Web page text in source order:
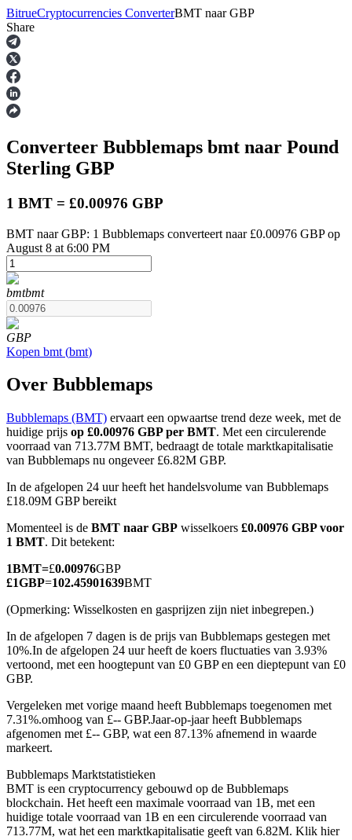
Termijncontracten
USDT-futures
COIN-M-futures
Cryptocurrency-futures
TradFi
Derivaten voor aandelen, forex, edelmetalen en grondstoffen
Futures met USDC als onderpand
BitrueCryptocurrencies ConverterBMT naar GBP
Share
Converteer Bubblemaps bmt naar Pound
Sterling GBP
1 BMT = £0.00976 GBP
BMT naar GBP: 1 Bubblemaps converteert naar £0.00976 GBP op
August 8 at 6:00 PM
bmtbmt
GBP
Kopen bmt (bmt)
Over Bubblemaps
Bubblemaps (BMT) ervaart een opwaartse trend deze week, met de
huidige prijs op £0.00976 GBP per BMT. Met een circulerende
voorraad van 713.77M BMT, bedraagt de totale marktkapitalisatie
van Bubblemaps nu ongeveer £6.82M GBP.
In de afgelopen 24 uur heeft het handelsvolume van Bubblemaps
£18.09M GBP bereikt
Momenteel is de BMT naar GBP wisselkoers £0.00976 GBP voor
1 BMT. Dit betekent:
1BMT=£0.00976GBP
£1GBP=102.45901639BMT
(Opmerking: Wisselkosten en gasprijzen zijn niet inbegrepen.)
In de afgelopen 7 dagen is de prijs van Bubblemaps gestegen met
10%.In de afgelopen 24 uur heeft de koers fluctuaties van 3.93%
vertoond, met een hoogtepunt van £0 GBP en een dieptepunt van £0
GBP.
Vergeleken met vorige maand heeft Bubblemaps toegenomen met
7.31%.omhoog van £-- GBP.Jaar-op-jaar heeft Bubblemaps
afgenomen met £-- GBP, wat een 87.13% afnemend in waarde
markeert.
Bubblemaps Marktstatistieken
BMT is een cryptocurrency gebouwd op de Bubblemaps
blockchain. Het heeft een maximale voorraad van 1B, met een
huidige totale voorraad van 1B en een circulerende voorraad van
713.77M, wat het een marktkapitalisatie geeft van 6.82M. Klik hier